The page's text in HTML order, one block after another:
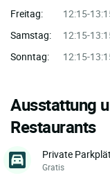
Freitag:
12:15-
Samstag:
12:15-
Sonntag:
12:15-
Ausstattung
Restaurants
Private
Gratis